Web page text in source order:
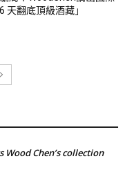
天翻底頂級酒藏」
Chen’s collection